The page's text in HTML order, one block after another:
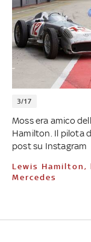
3/17
Moss era amico
Hamilton. Il pilota
post su Instagram
Lewis Hamilton, la fotostoria del campione della
Mercedes